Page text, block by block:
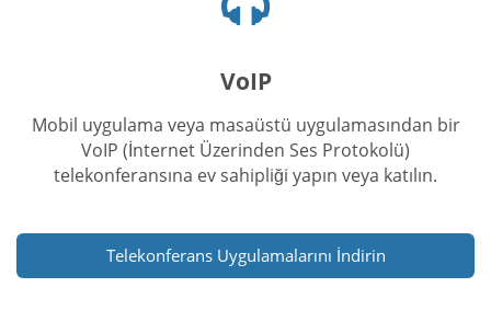
simgesi
VoIP
Mobil uygulama veya masaüstü uygulamasından bir
VoIP (İnternet Üzerinden Ses Protokolü)
telekonferansına ev sahipliği yapın veya katılın.
Telekonferans Uygulamalarını İndirin